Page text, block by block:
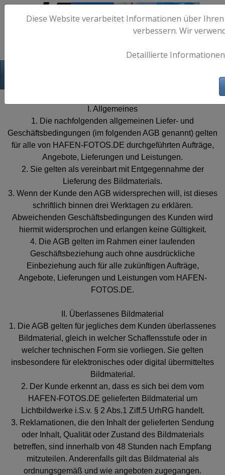
I. Allgemeines
1. Die nachfolgenden allgemeinen Liefer- und
Geschäftsbedingungen (im folgenden AGB genannt) gelten
für alle von HAFEN-FOTOS.DE durchgeführten Aufträge,
Angebote, Lieferungen und Leistungen.
2. Sie gelten als vereinbart mit Entgegennahme der
Lieferung des Bildmaterials.
3. Wenn der Kunde den AGB widersprechen will, ist dieses
schriftlich binnen drei Werktagen zu erklären.
Abweichenden Geschäftsbedingungen des Kunden wird
hiermit widersprochen und erlangen keine Gültigkeit.
4. Die AGB gelten im Rahmen einer laufenden
Geschäftsbeziehung auch ohne ausdrückliche
Einbeziehung auch für alle zukünftigen Aufträge,
Angebote, Lieferungen und Leistungen vom HAFEN-
FOTOS.DE.
II. Überlassenes Bildmaterial
1. Die AGB gelten für jegliches dem Kunden überlassenes
Bildmaterial, gleich in welcher Schaffensstufe oder in
welcher technischen Form sie vorliegen. Sie gelten
insbesondere für elektronisches oder digital übermitteltes
Bildmaterial.
2. Der Kunde erkennt an, dass es sich bei dem vom
HAFEN-FOTOS.DE gelieferten Bildmaterial um
Lichtbildwerke i.S.v. § 2 Abs.1 Ziff.5 UrhRG handelt.
3. Reklamationen, die den Inhalt der gelieferten Sendung
oder Inhalt, Qualität oder Zustand des Bildmaterials
betreffen, sind innerhalb von 48 Stunden nach Empfang
mitzuteilen. Anderenfalls gilt das Bildmaterial als
ordnungsgemäß und wie angeboten zugegangen.
Diese Website verarbeitet Informationen über
verbessern. Wir
Detaillierte